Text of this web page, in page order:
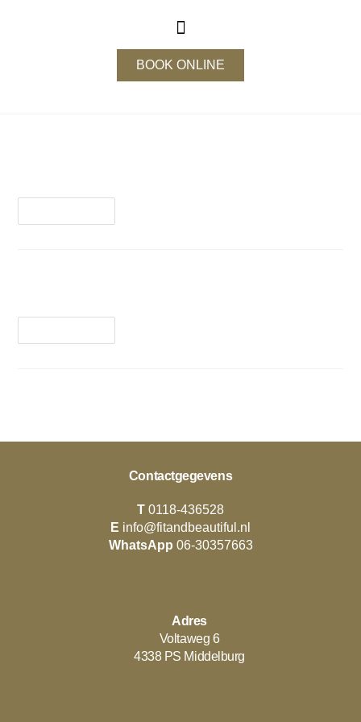
BOOK ONLINE
Contactgegevens
T 0118-436528
E info@fitandbeautiful.nl
WhatsApp 06-30357663
Adres
Voltaweg 6
4338 PS Middelburg